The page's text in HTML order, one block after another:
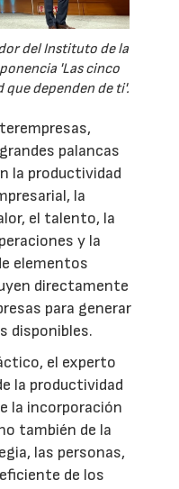
del Instituto de la
'Las cinco
dependen de ti'.
palancas
la productividad
la
el talento, la
y la
elementos
directamente
para generar
disponibles.
el experto
la productividad
la incorporación
también de la
las personas,
de los